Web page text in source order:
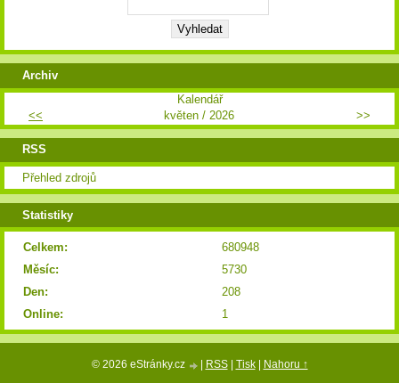
Archiv
Kalendář
<<
květen / 2026 >>
RSS
Přehled zdrojů
Statistiky
Online: 1
Celkem:
680948
Měsíc:
5730
Den:
208
© 2026 eStránky.cz RSS| Tisk| Nahoru ↑